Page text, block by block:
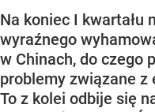
Na koniec I kwartału
wyraźnego
w Chinach, do czego
problemy związane z
To z kolei odbije się